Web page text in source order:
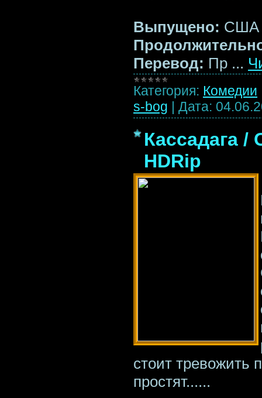
Выпущено: США
Перевод: Пр ...
Категория: Комедии
s-bog | Дата:
Кассадага /
HDRip
стоит тревожить
простят......